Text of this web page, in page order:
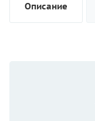
Описание